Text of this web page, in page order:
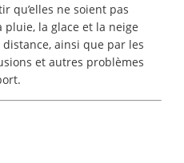
qu’elles ne soient pas
pluie, la glace et la neige
ainsi que par les
et autres problèmes